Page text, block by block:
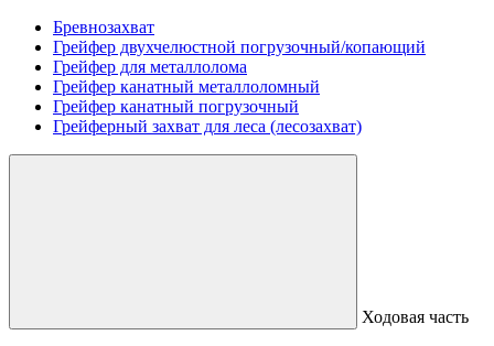
Бревнозахват
Грейфер двухчелюстной погрузочный/копающий
Грейфер для металлолома
Грейфер канатный металлоломный
Грейфер канатный погрузочный
Грейферный захват для леса (лесозахват)
Ходовая часть